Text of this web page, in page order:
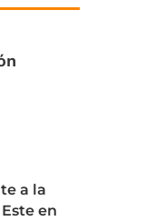
a la
en